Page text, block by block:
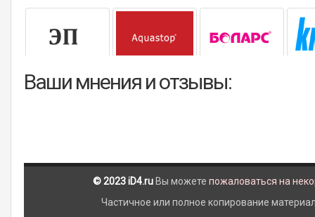
Ваши мнения и отзывы:
© 2023 iD4.ru Вы можете пожаловаться на
Частичное или полное копирование